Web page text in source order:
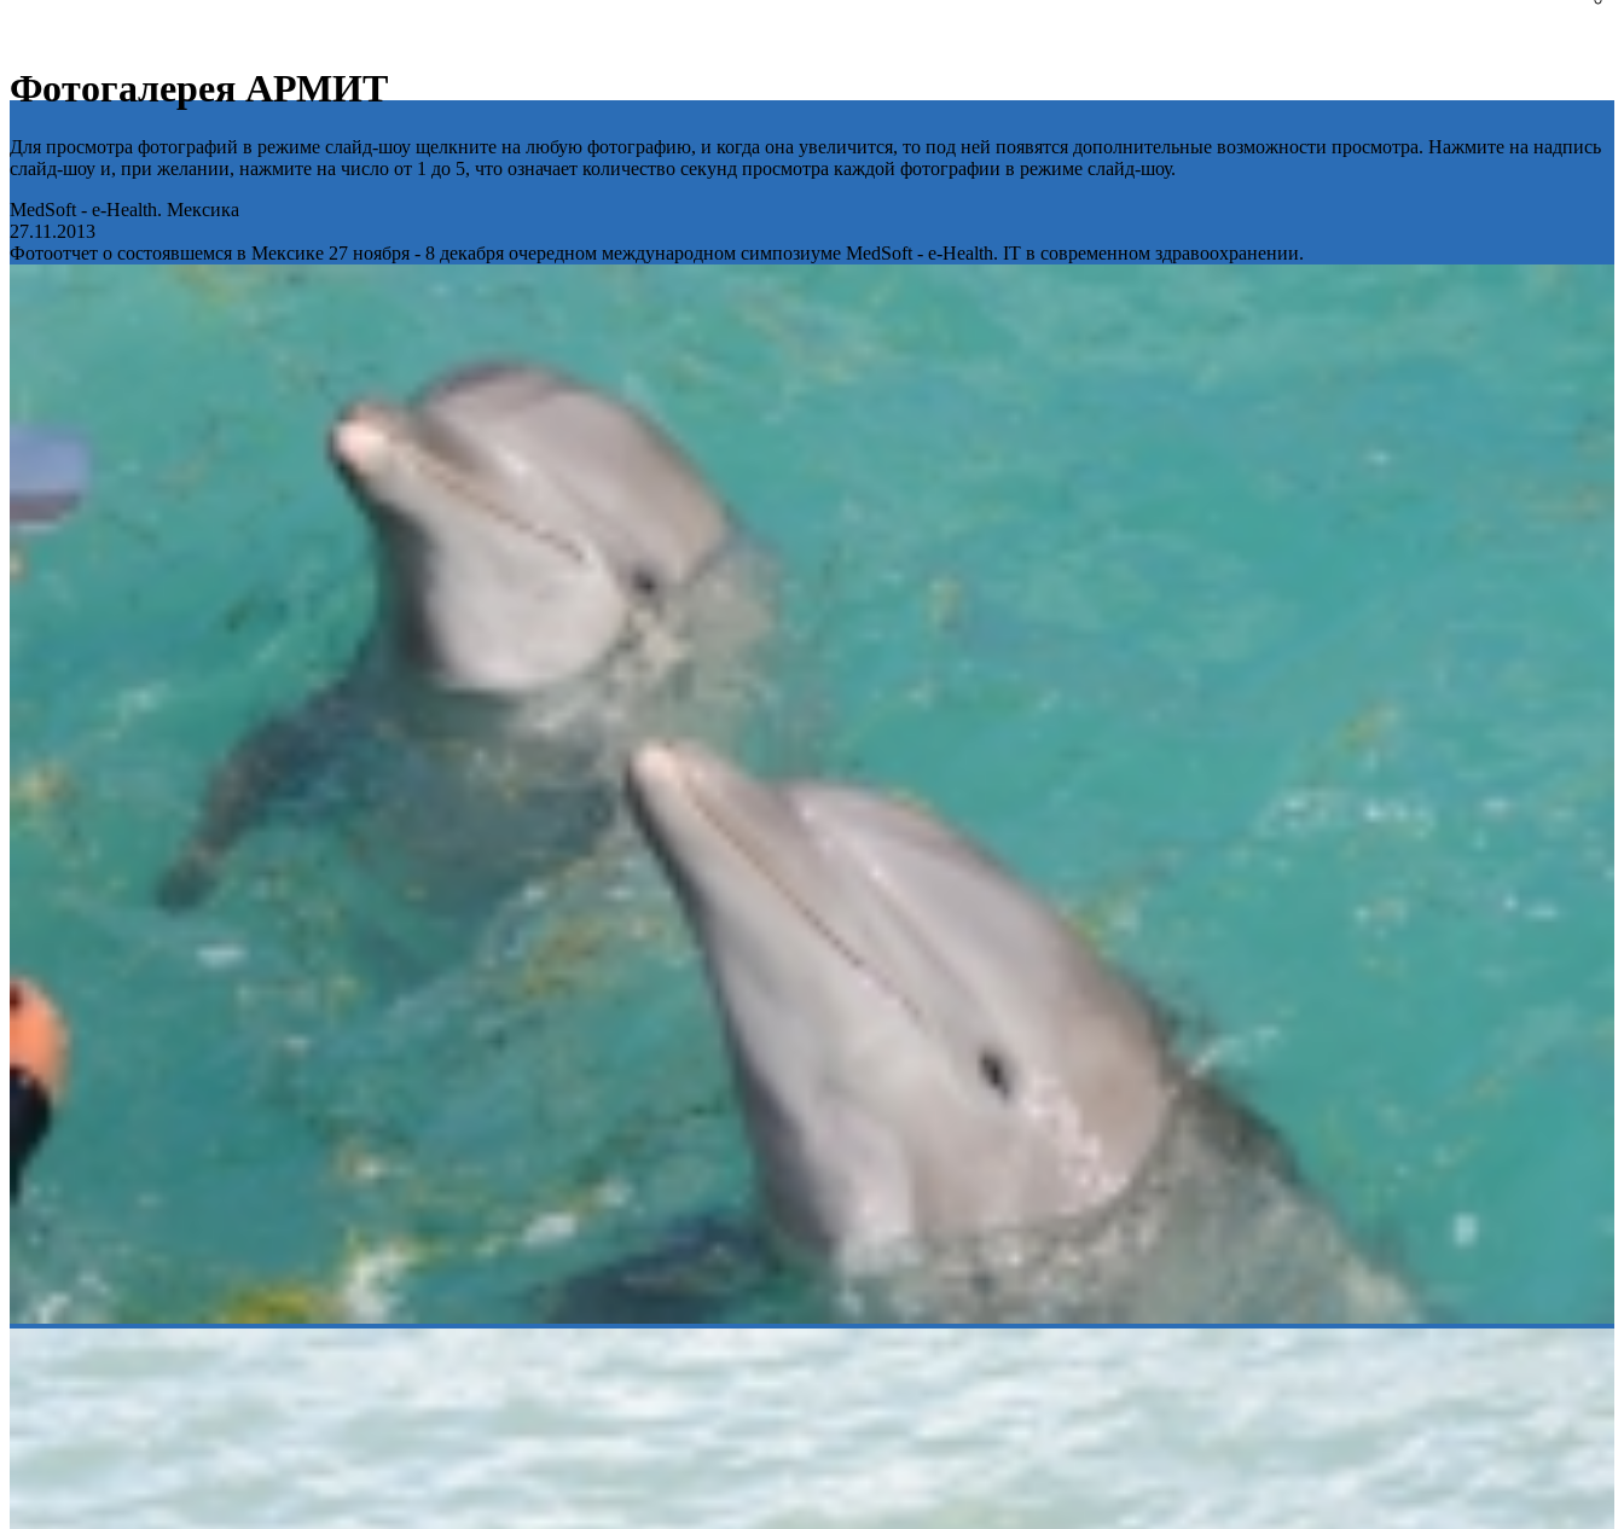
Фотогалерея АРМИТ
Для просмотра фотографий в режиме слайд-шоу щелкните на любую фотографию, и когда она увеличится, то под ней появятся дополнительные возможности просмотра. Нажмите на надпись
слайд-шоу и, при желании, нажмите на число от 1 до 5, что означает количество секунд просмотра каждой фотографии в режиме слайд-шоу.
MedSoft - e-Health. Мексика
27.11.2013
Фотоотчет о состоявшемся в Мексике 27 ноября - 8 декабря очередном международном симпозиуме MedSoft - e-Health. IT в современном здравоохранении.